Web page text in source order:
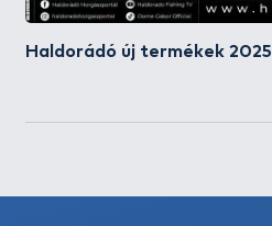
Haldorádó új termékek 2025